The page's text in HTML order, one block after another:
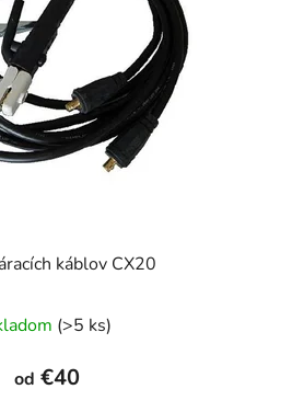
káblov CX20
(>5 ks)
od €40